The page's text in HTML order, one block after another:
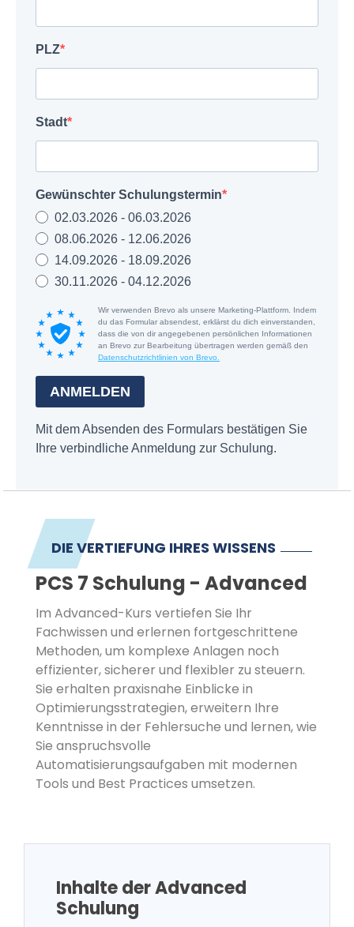
DIE VERTIEFUNG IHRES WISSENS
PCS 7 Schulung - Advanced
Im Advanced-Kurs vertiefen Sie Ihr
Fachwissen und erlernen fortgeschrittene
Methoden, um komplexe Anlagen noch
effizienter, sicherer und flexibler zu steuern.
Sie erhalten praxisnahe Einblicke in
Optimierungsstrategien, erweitern Ihre
Kenntnisse in der Fehlersuche und lernen, wie
Sie anspruchsvolle
Automatisierungsaufgaben mit modernen
Tools und Best Practices umsetzen.
Inhalte der Advanced
Schulung